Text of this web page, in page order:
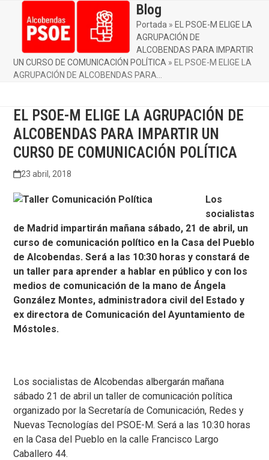
contentmobile
menu
mobile
menu
Blog
Portada » EL PSOE-M ELIGE LA
AGRUPACIÓN DE
ALCOBENDAS PARA IMPARTIR
UN CURSO DE COMUNICACIÓN POLÍTICA » EL PSOE-M ELIGE LA
AGRUPACIÓN DE ALCOBENDAS PARA…
EL PSOE-M ELIGE LA AGRUPACIÓN DE
ALCOBENDAS PARA IMPARTIR UN
CURSO DE COMUNICACIÓN POLÍTICA
23 abril, 2018
Los
socialistas
de Madrid impartirán mañana sábado, 21 de abril, un
curso de comunicación político en la Casa del Pueblo
de Alcobendas. Será a las 10:30 horas y constará de
un taller para aprender a hablar en público y con los
medios de comunicación de la mano de Ángela
González Montes, administradora civil del Estado y
ex directora de Comunicación del Ayuntamiento de
Móstoles.
Los socialistas de Alcobendas albergarán mañana
sábado 21 de abril un taller de comunicación política
organizado por la Secretaría de Comunicación, Redes y
Nuevas Tecnologías del PSOE-M. Será a las 10:30 horas
en la Casa del Pueblo en la calle Francisco Largo
Caballero 44.